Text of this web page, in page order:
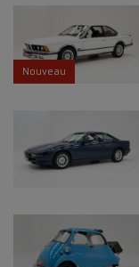
Nouveau